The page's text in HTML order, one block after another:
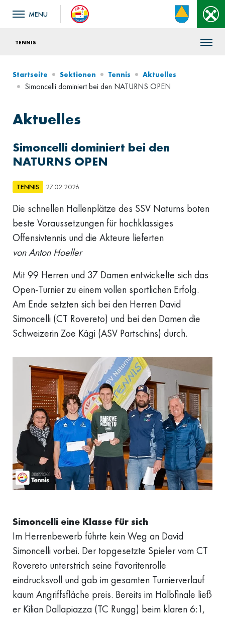
TENNIS
Startseite Sektionen Tennis Aktuelles
Simoncelli dominiert bei den NATURNS OPEN
Aktuelles
Simoncelli dominiert bei den
NATURNS OPEN
TENNIS 27.02.2026
Die schnellen Hallenplätze des SSV Naturns boten
beste Voraussetzungen für hochklassiges
Offensivtennis und die Akteure lieferten
von Anton Hoeller
Mit 99 Herren und 37 Damen entwickelte sich das
Open-Turnier zu einem vollen sportlichen Erfolg.
Am Ende setzten sich bei den Herren David
Simoncelli (CT Rovereto) und bei den Damen die
Schweizerin Zoe Kägi (ASV Partschins) durch.
Simoncelli eine Klasse für sich
Im Herrenbewerb führte kein Weg an David
Simoncelli vorbei. Der topgesetzte Spieler vom CT
Rovereto unterstrich seine Favoritenrolle
eindrucksvoll und gab im gesamten Turnierverlauf
kaum Angriffsfläche preis. Bereits im Halbfinale ließ
er Kilian Dallapiazza (TC Rungg) beim klaren 6:1,